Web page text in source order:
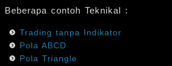
Beberapa contoh Teknikal :
Trading tanpa Indikator
Pola ABCD
Pola Triangle